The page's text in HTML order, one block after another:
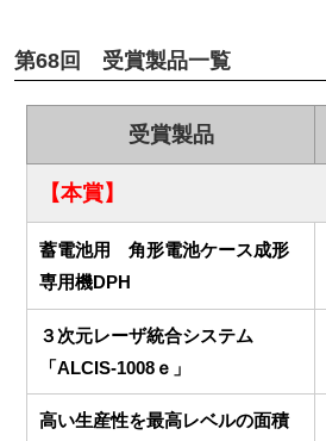
第68回 受賞製品一覧
受賞製品
【本賞】
蓄電池用 角形電池ケース成形
専用機DPH
３次元レーザ統合システム
「ALCIS-1008ｅ」
高い生産性を最高レベルの面積